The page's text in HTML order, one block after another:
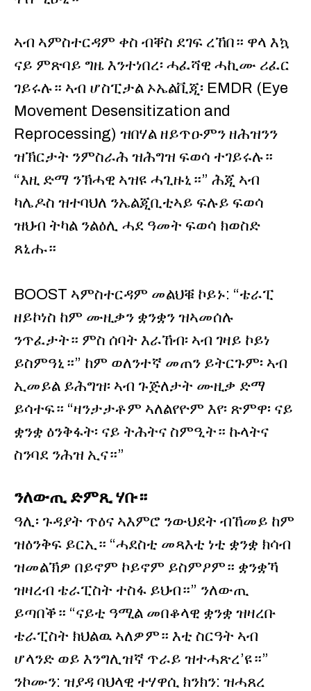
ኣብ ኣምስተርዳም ቀስ ብቐስ ደገፍ ረኸበ። ዋላ እኳ
ናይ ምጽባይ ግዜ እንተነበረ፡ ሓፈሻዊ ሓኪሙ ሪፈር
ገይሩሉ። ኣብ ሆስፒታል ኦኤልቪጂ፡ EMDR (Eye
Movement Desensitization and
Reprocessing) ዝበሃል ዘይጥዑምን ዘሕዝንን
ዝኽርታት ንምስራሕ ዝሕግዝ ፍወሳ ተገይሩሉ።
“እዚ ድማ ንኽሓዊ ኣዝዩ ሓጊዙኒ።” ሕጂ ኣብ
ካሌዶስ ዝተባህለ ንኤልጂቢቲኣይ ፍሉይ ፍወሳ
ዝህብ ትካል ንልዕሊ ሓደ ዓመት ፍወሳ ክወስድ
ጸኒሑ።
BOOST ኣምስተርዳም መልህቑ ኮይኑ: “ቴራፒ
ዘይኮነስ ከም ሙዚቃን ቋንቋን ዝኣመሰሉ
ንጥፈታት። ምስ ሰባት እራኸብ፡ ኣብ ገዛይ ኮይነ
ይስምዓኒ።” ከም ወለንተኛ መጠን ይትርጉም፡ ኣብ
ኢመይል ይሕግዝ፡ ኣብ ጉጅለታት ሙዚቃ ድማ
ይሳተፍ። “ዛንታታቶም ኣለልየዮም እየ፡ ጽምዋ፡ ናይ
ቋንቋ ዕንቅፋት፡ ናይ ትሕትና ስምዒት። ኩላትና
ስንባደ ንሕዝ ኢና።”
ንለውጢ ድምጺ ሃቡ።
ዓሊ፡ ጉዳያት ጥዕና ኣእምሮ ንውህደት ብኸመይ ከም
ዝዕንቅፍ ይርኢ። “ሓደስቲ መጻእቲ ነቲ ቋንቋ ክሳብ
ዝመልኽዎ በይኖም ኮይኖም ይስምዖም። ቋንቋኻ
ዝዛረብ ቴራፒስት ተስፋ ይህብ።” ንለውጢ
ይጣበቕ። “ናይቲ ዓሚል መበቆላዊ ቋንቋ ዝዛረቡ
ቴራፒስት ክህልዉ ኣለዎም። እቲ ስርዓት ኣብ
ሆላንድ ወይ እንግሊዝኛ ጥራይ ዝተሓጽረ’ዩ።”
ንኮሙን: ዝያዳ ባህላዊ ተሃዋሲ ክንክን: ዝሓጸረ